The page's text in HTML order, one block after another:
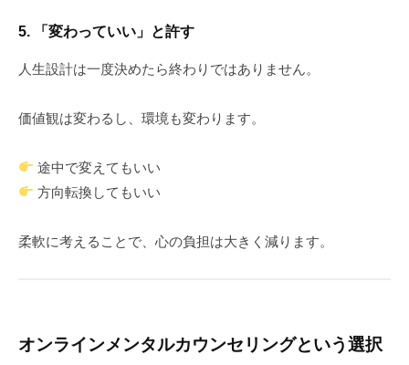
5. 「変わっていい」と許す
人生設計は一度決めたら終わりではありません。
価値観は変わるし、環境も変わります。
途中で変えてもいい
方向転換してもいい
柔軟に考えることで、心の負担は大きく減ります。
オンラインメンタルカウンセリングという選択